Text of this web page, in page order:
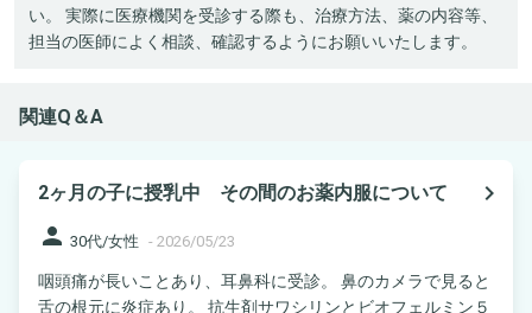
い。 実際に医療機関を受診する際も、治療方法、薬の内容等、
担当の医師によく相談、確認するようにお願いいたします。
関連Q＆A
2ヶ月の子に授乳中 その間のお薬内服について
navigate_next
person 30代/女性 - 2026/05/23
咽頭痛が長いことあり、耳鼻科に受診。 鼻のカメラで見ると
舌の根元に炎症あり。 抗生剤サワシリンとビオフェルミン５